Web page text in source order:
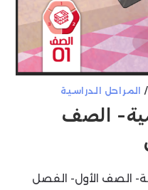
/ المراحل الدراسية
الصف
الصف الأول- الفصل